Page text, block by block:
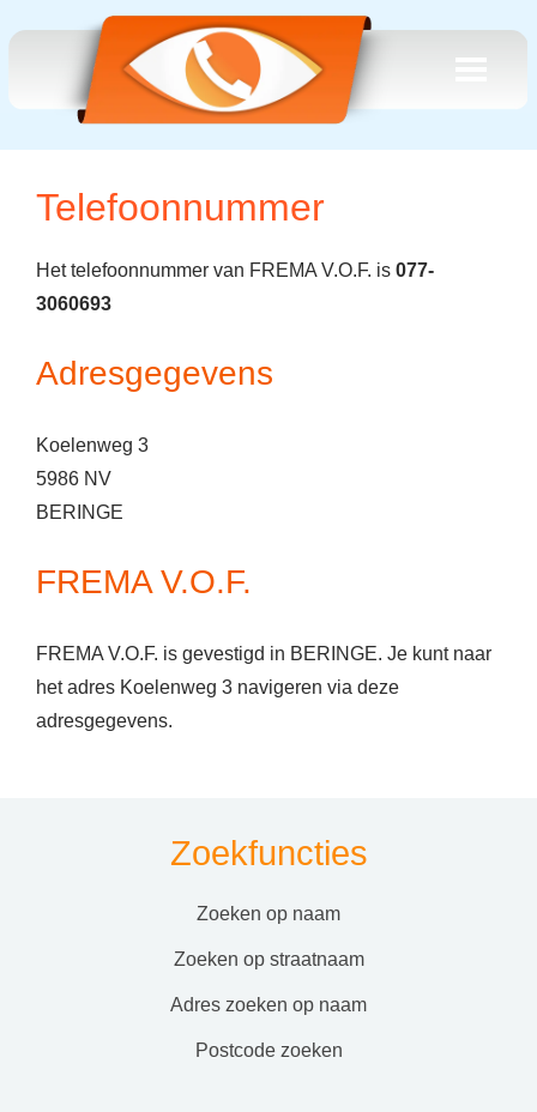
Telefoonnummer
Het telefoonnummer van FREMA V.O.F. is 077-
3060693
Adresgegevens
Koelenweg 3
5986 NV
BERINGE
FREMA V.O.F.
FREMA V.O.F. is gevestigd in BERINGE. Je kunt naar
het adres Koelenweg 3 navigeren via deze
adresgegevens.
Zoekfuncties
zoeken op naam
zoeken op straatnaam
adres zoeken op naam
postcode zoeken